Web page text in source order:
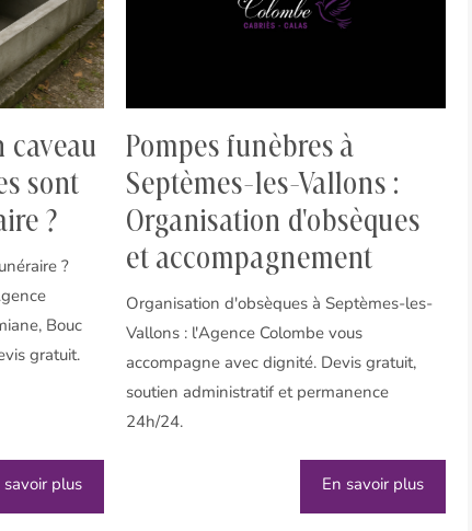
caveau
sont
?
?
Bouc
gratuit.
savoir plus
Pompes funèbres à
Septèmes-les-Vallons :
Organisation d'obsèques
et accompagnement
Organisation d'obsèques à Septèmes-les-
Vallons : l'Agence Colombe vous
accompagne avec dignité. Devis gratuit,
soutien administratif et permanence
24h/24.
En savoir plus